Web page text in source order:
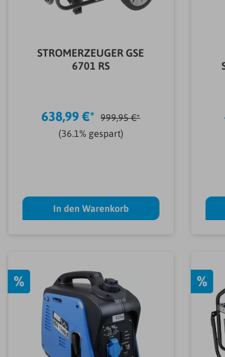
STROMERZEUGER GSE
6701 RS
638,99 €* 999,95 €*
(36.1% gespart)
In den Warenkorb
% %